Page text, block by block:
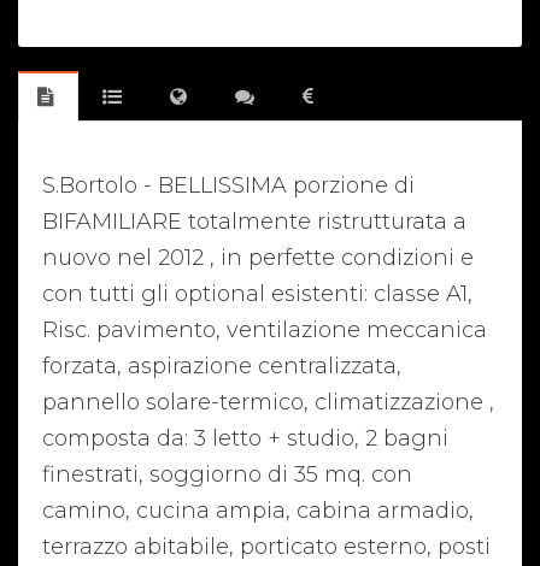
S.Bortolo - BELLISSIMA porzione di
BIFAMILIARE totalmente ristrutturata a
nuovo nel 2012 , in perfette condizioni e
con tutti gli optional esistenti: classe A1,
Risc. pavimento, ventilazione meccanica
forzata, aspirazione centralizzata,
pannello solare-termico, climatizzazione ,
composta da: 3 letto + studio, 2 bagni
finestrati, soggiorno di 35 mq. con
camino, cucina ampia, cabina armadio,
terrazzo abitabile, porticato esterno, posti